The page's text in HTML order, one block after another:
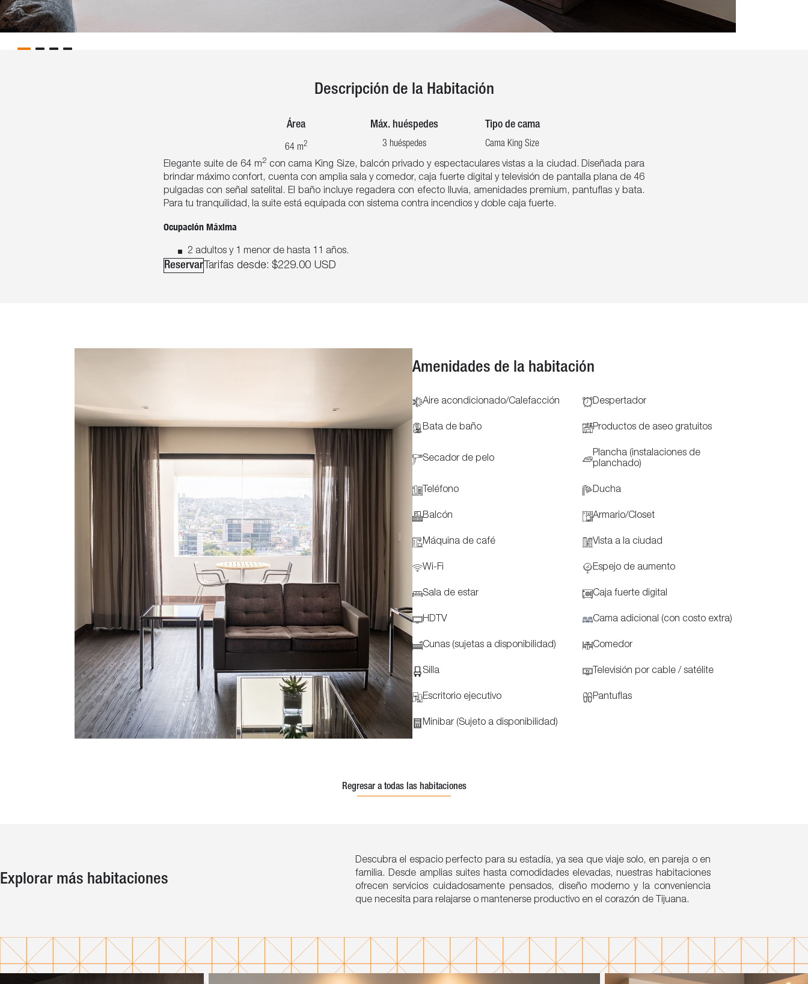
Descripción de la Habitación
Área
64 m2
Máx. huéspedes
3 huéspedes
Tipo de cama
Cama King Size
Elegante suite de 64 m2con cama King Size, balcón privado y espectaculares vistas a la ciudad. Diseñada para
brindar máximo confort, cuenta con amplia sala y comedor, caja fuerte digital y televisión de pantalla plana de 46
pulgadas con señal satelital. El baño incluye regadera con efecto lluvia, amenidades premium, pantuflas y bata.
Para tu tranquilidad, la suite está equipada con sistema contra incendios y doble caja fuerte.
Ocupación Máxima
2 adultos y 1 menor de hasta 11 años.
Reservar Tarifas desde: $229.00 USD
Amenidades de la habitación
Aire acondicionado/Calefacción Despertador
Bata de baño Productos de aseo gratuitos
Secador de pelo
Plancha (instalaciones de
planchado)
Teléfono Ducha
Balcón Armario/Closet
Máquina de café Vista a la ciudad
Wi-Fi Espejo de aumento
Sala de estar Caja fuerte digital
HDTV Cama adicional (con costo extra)
Cunas (sujetas a disponibilidad) Comedor
Silla Televisión por cable / satélite
Escritorio ejecutivo Pantuflas
Minibar (Sujeto a disponibilidad)
Regresar a todas las habitaciones
Explorar más habitaciones
Descubra el espacio perfecto para su estadía, ya sea que viaje solo, en pareja o en
familia. Desde amplias suites hasta comodidades elevadas, nuestras habitaciones
ofrecen servicios cuidadosamente pensados, diseño moderno y la conveniencia
que necesita para relajarse o mantenerse productivo en el corazón de Tijuana.